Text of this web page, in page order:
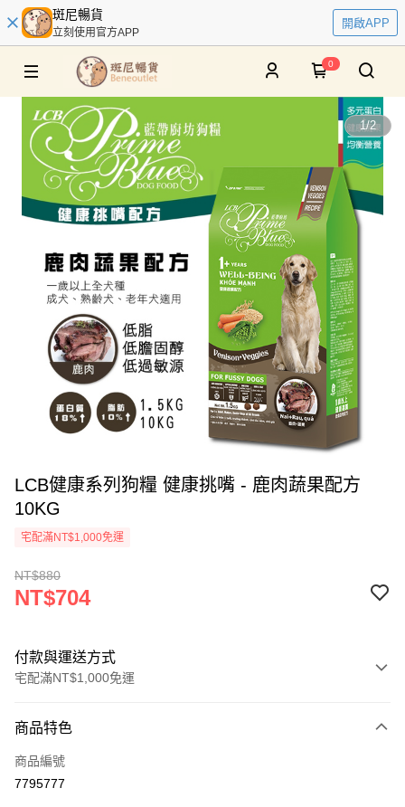
斑尼暢貨
立刻使用官方APP
開啟APP
0
1/2
LCB健康系列狗糧 健康挑嘴 - 鹿肉蔬果配方
10KG
宅配滿NT$1,000免運
NT$880
NT$704
付款與運送方式
宅配滿NT$1,000免運
信用卡一次付款
LINE Pay
商品特色
商品編號
7795777